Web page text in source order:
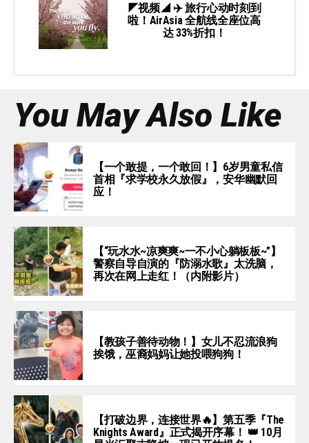
◤视频◢ ✈️ 旅行心动时刻到
啦！AirAsia 全航线全座位高
达 33%折扣！
You May Also Like
【一个敢提，一个敢回！】6岁男童私信
首相『求学校永久放假』，安华幽默回
应！
【“玩水水~凉爽爽~一不小心躺板板~”】
警察自导自演的『防溺水歌』太洗脑，
再次在网上走红！（内附影片）
【教孩子善待动物！】女儿不忍流浪狗
挨饿，巫裔妈妈让她投喂狗狗！
【打破边界，连接世界🔥】第五季『The
Knights Award』正式揭开序幕！ 👑 10月